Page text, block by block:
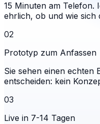
15 Minuten am Telefon.
ehrlich, ob und wie sich
02
Prototyp zum Anfassen
Sie sehen einen echten
entscheiden: kein
03
Live in 7-14 Tagen